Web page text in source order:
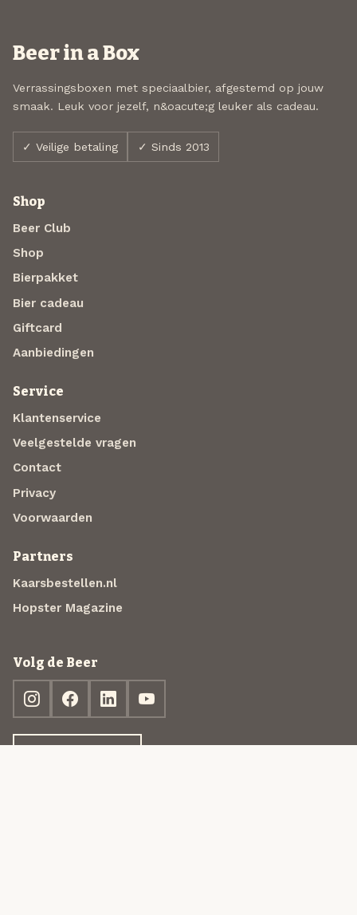
Beer in a Box
Verrassingsboxen met speciaalbier, afgestemd op jouw
smaak. Leuk voor jezelf, n&oacute;g leuker als cadeau.
✓ Veilige betaling ✓ Sinds 2013
Shop
Beer Club
Shop
Bierpakket
Bier cadeau
Giftcard
Aanbiedingen
Service
Klantenservice
Veelgestelde vragen
Contact
Privacy
Voorwaarden
Partners
Kaarsbestellen.nl
Hopster Magazine
Volg de Beer